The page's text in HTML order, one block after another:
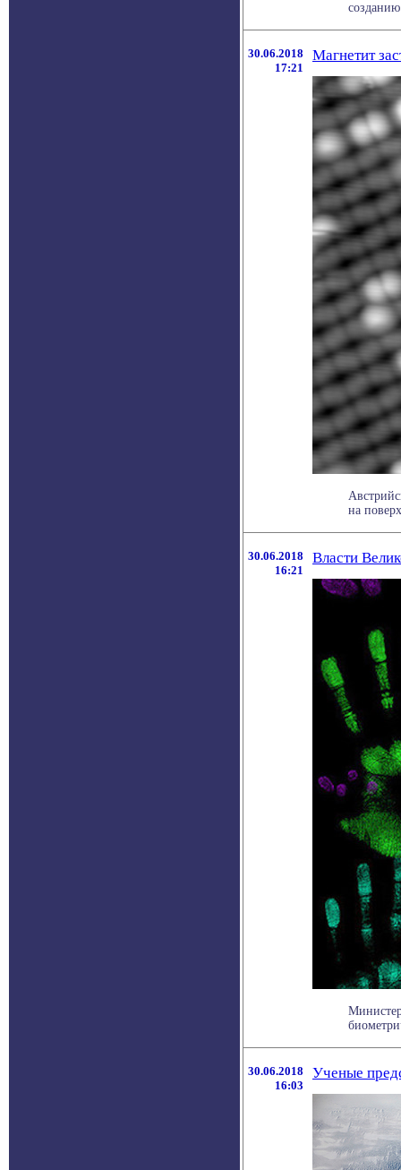
30.06.2018
17:21
Магнетит
на
30.06.2018
16:21
Власти
30.06.2018
16:03
Ученые